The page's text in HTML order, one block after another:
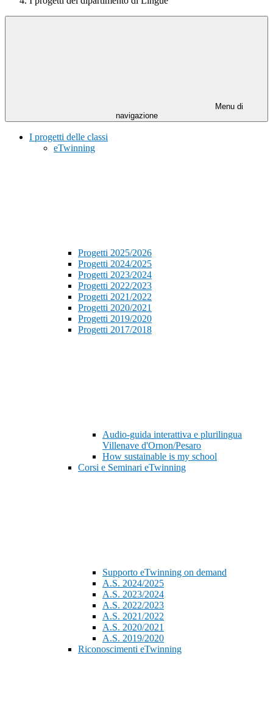
Menu di
navigazione
I progetti delle classi
eTwinning
Progetti 2025/2026
Progetti 2024/2025
Progetti 2023/2024
Progetti 2022/2023
Progetti 2021/2022
Progetti 2020/2021
Progetti 2019/2020
Progetti 2017/2018
Audio-guida interattiva e plurilingua
Villenave d'Ornon/Pesaro
How sustainable is my school
Corsi e Seminari eTwinning
Supporto eTwinning on demand
A.S. 2024/2025
A.S. 2023/2024
A.S. 2022/2023
A.S. 2021/2022
A.S. 2020/2021
A.S. 2019/2020
Riconoscimenti eTwinning